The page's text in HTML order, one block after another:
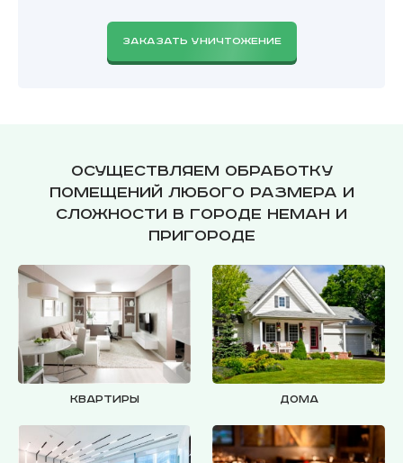
ЗАКАЗАТЬ УНИЧТОЖЕНИЕ
Осуществляем обработку
помещений любого размера и
сложности в городе Неман и
пригороде
Квартиры Дома